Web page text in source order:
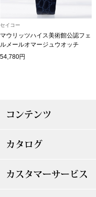
セイコー
マウリッツハイス美術館公認フェ
ルメールオマージュウオッチ
54,780円
コンテンツ
カタログ
カスタマーサービス